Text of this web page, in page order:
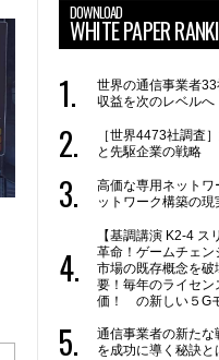
DOWNLOAD
WHITE PAPER
世界の通信事業者
収益を次のレベルへ
［世界4473社調査
と先駆企業の戦略
高価な専用ネットワ
ットワーク構築の現
【基調講演 K2-4
革命！ゲームチェ
市場の既存概念を破
要！毎年のライセ
価！ の新しい５G
通信事業者の新た
を成功に導く秘訣と